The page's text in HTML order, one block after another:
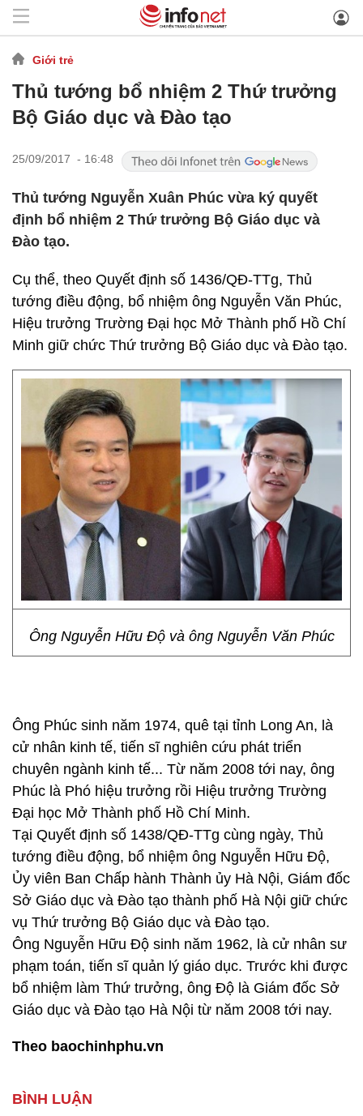
Giới trẻ
Thủ tướng bổ nhiệm 2 Thứ trưởng
Bộ Giáo dục và Đào tạo
25/09/2017 - 16:48
Thủ tướng Nguyễn Xuân Phúc vừa ký quyết
định bổ nhiệm 2 Thứ trưởng Bộ Giáo dục và
Đào tạo.
Cụ thể, theo Quyết định số 1436/QĐ-TTg, Thủ
tướng điều động, bổ nhiệm ông Nguyễn Văn Phúc,
Hiệu trưởng Trường Đại học Mở Thành phố Hồ Chí
Minh giữ chức Thứ trưởng Bộ Giáo dục và Đào tạo.
Ông Nguyễn Hữu Độ và ông Nguyễn Văn Phúc
Ông Phúc sinh năm 1974, quê tại tỉnh Long An, là
cử nhân kinh tế, tiến sĩ nghiên cứu phát triển
chuyên ngành kinh tế... Từ năm 2008 tới nay, ông
Phúc là Phó hiệu trưởng rồi Hiệu trưởng Trường
Đại học Mở Thành phố Hồ Chí Minh.
Tại Quyết định số 1438/QĐ-TTg cùng ngày, Thủ
tướng điều động, bổ nhiệm ông Nguyễn Hữu Độ,
Ủy viên Ban Chấp hành Thành ủy Hà Nội, Giám đốc
Sở Giáo dục và Đào tạo thành phố Hà Nội giữ chức
vụ Thứ trưởng Bộ Giáo dục và Đào tạo.
Ông Nguyễn Hữu Độ sinh năm 1962, là cử nhân sư
phạm toán, tiến sĩ quản lý giáo dục. Trước khi được
bổ nhiệm làm Thứ trưởng, ông Độ là Giám đốc Sở
Giáo dục và Đào tạo Hà Nội từ năm 2008 tới nay.
Theo baochinhphu.vn